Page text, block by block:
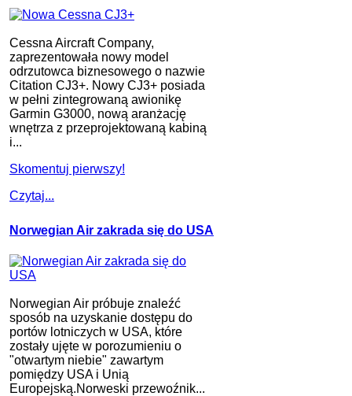
Cessna Aircraft Company,
zaprezentowała nowy model
odrzutowca biznesowego o nazwie
Citation CJ3+. Nowy CJ3+ posiada
w pełni zintegrowaną awionikę
Garmin G3000, nową aranżację
wnętrza z przeprojektowaną kabiną
i...
Skomentuj pierwszy!
Czytaj...
Norwegian Air zakrada się do USA
Norwegian Air próbuje znaleźć
sposób na uzyskanie dostępu do
portów lotniczych w USA, które
zostały ujęte w porozumieniu o
"otwartym niebie" zawartym
pomiędzy USA i Unią
Europejską.Norweski przewoźnik...